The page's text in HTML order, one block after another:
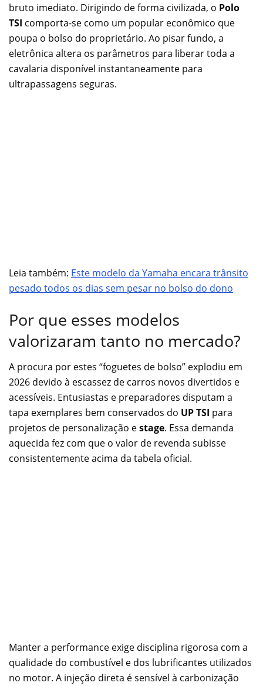
bruto imediato. Dirigindo de forma civilizada, o Polo
TSI comporta-se como um popular econômico que
poupa o bolso do proprietário. Ao pisar fundo, a
eletrônica altera os parâmetros para liberar toda a
cavalaria disponível instantaneamente para
ultrapassagens seguras.
Leia também: Este modelo da Yamaha encara trânsito
pesado todos os dias sem pesar no bolso do dono
Por que esses modelos
valorizaram tanto no mercado?
A procura por estes “foguetes de bolso” explodiu em
2026 devido à escassez de carros novos divertidos e
acessíveis. Entusiastas e preparadores disputam a
tapa exemplares bem conservados do UP TSI para
projetos de personalização estage. Essa demanda
aquecida fez com que o valor de revenda subisse
consistentemente acima da tabela oficial.
Manter a performance exige disciplina rigorosa com a
qualidade do combustível e dos lubrificantes utilizados
no motor. A injeção direta é sensível à carbonização